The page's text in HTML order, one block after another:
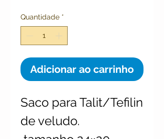
Quantidade *
Adicionar ao carrinho
Saco para Talit/Tefilin
de veludo.